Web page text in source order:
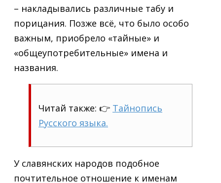
– накладывались различные табу и
порицания. Позже всё, что было особо
важным, приобрело «тайные» и
«общеупотребительные» имена и
названия.
Читай также: 👉 Тайнопись
Русского языка.
У славянских народов подобное
почтительное отношение к именам